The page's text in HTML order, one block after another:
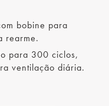
bobine para
rearme.
para 300 ciclos,
ventilação diária.